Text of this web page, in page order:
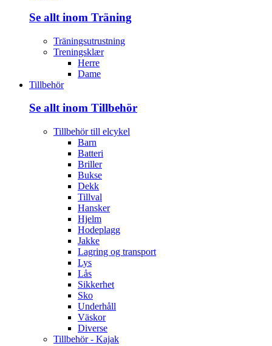
Se allt inom Träning
Träningsutrustning
Treningsklær
Herre
Dame
Tillbehör
Se allt inom Tillbehör
Tillbehör till elcykel
Barn
Batteri
Briller
Bukse
Dekk
Tillval
Hansker
Hjelm
Hodeplagg
Jakke
Lagring og transport
Lys
Lås
Sikkerhet
Sko
Underhåll
Väskor
Diverse
Tillbehör - Kajak